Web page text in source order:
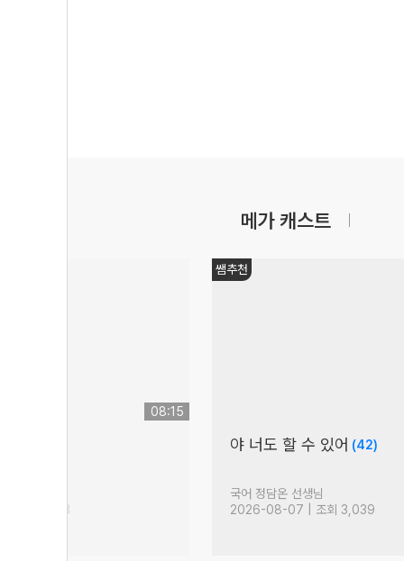
메가 캐스트
08:15
회 14,503
쌤추천
야 너도 할 수 있어 (42)
국어 정담온 선생님
2026-08-07 | 조회 3,039